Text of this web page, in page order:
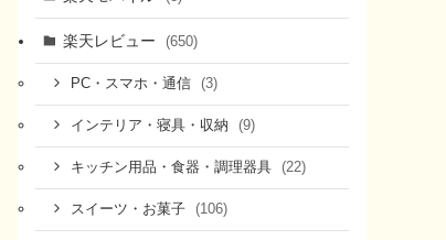
楽天レビュー (650)
PC・スマホ・通信 (3)
インテリア・寝具・収納 (9)
キッチン用品・食器・調理器具 (22)
スイーツ・お菓子 (106)